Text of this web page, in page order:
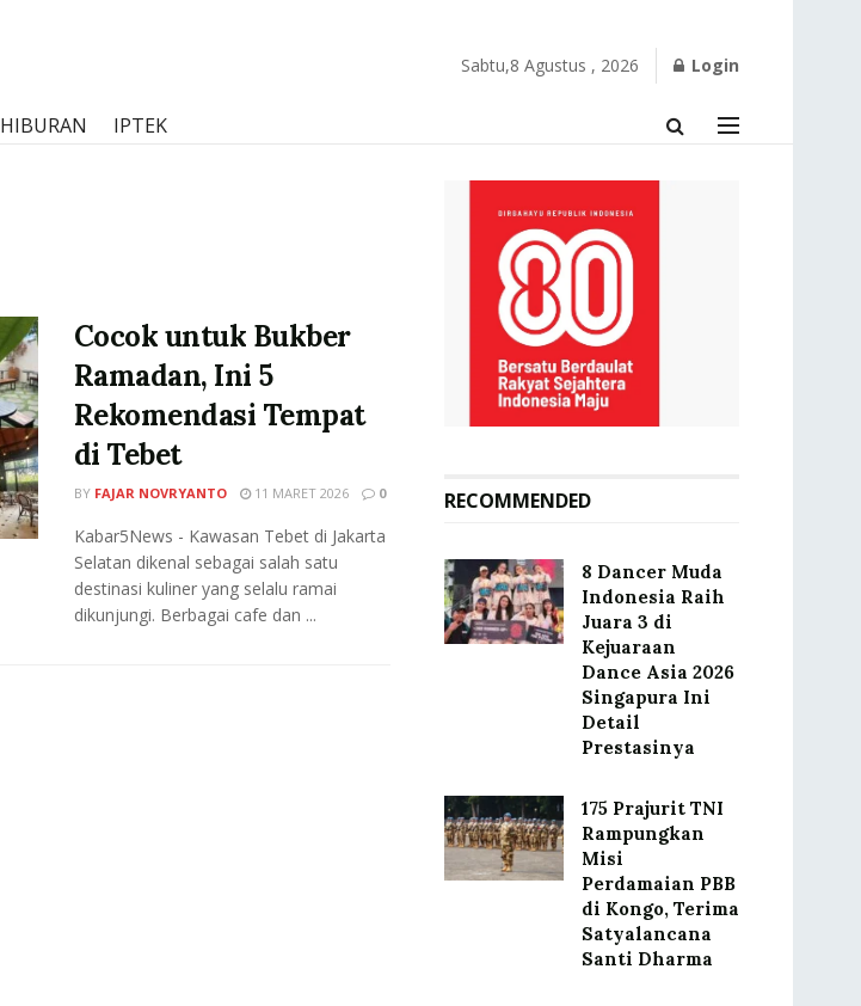
Sabtu,8 Agustus , 2026 Login
HIBURAN IPTEK
Cocok untuk Bukber
Ramadan, Ini 5
Rekomendasi Tempat
di Tebet
BY FAJAR NOVRYANTO 11 MARET 2026 0
Kabar5News - Kawasan Tebet di Jakarta
Selatan dikenal sebagai salah satu
destinasi kuliner yang selalu ramai
dikunjungi. Berbagai cafe dan ...
RECOMMENDED
8 Dancer Muda
Indonesia Raih
Juara 3 di
Kejuaraan
Dance Asia 2026
Singapura Ini
Detail
Prestasinya
175 Prajurit TNI
Rampungkan
Misi
Perdamaian PBB
di Kongo, Terima
Satyalancana
Santi Dharma